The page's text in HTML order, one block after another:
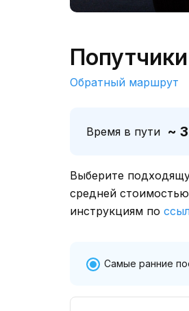
Обратный маршрут
Время в пути ~
Выберите
средней
инструкциям по
Самые ранние